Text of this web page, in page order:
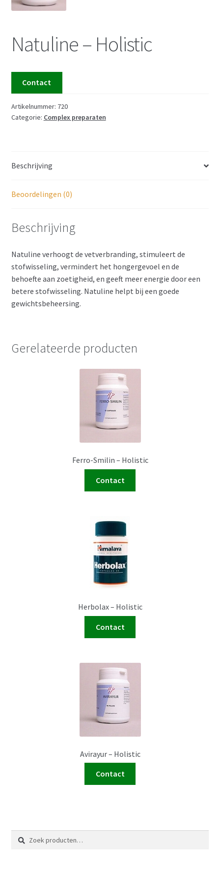
Natuline – Holistic
Contact
Artikelnummer: 720
Categorie: Complex preparaten
Beschrijving
Beoordelingen (0)
Beschrijving
Natuline verhoogt de vetverbranding, stimuleert de
stofwisseling, vermindert het hongergevoel en de
behoefte aan zoetigheid, en geeft meer energie door een
betere stofwisseling. Natuline helpt bij een goede
gewichtsbeheersing.
Gerelateerde producten
Ferro-Smilin – Holistic
Contact
Herbolax – Holistic
Contact
Avirayur – Holistic
Contact
Zoeken
naar:
Zoeken